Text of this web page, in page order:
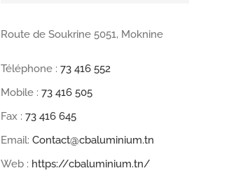
Route de Soukrine 5051, Moknine
Téléphone : 73 416 552
Mobile : 73 416 505
Fax : 73 416 645
Email: Contact@cbaluminium.tn
Web : https://cbaluminium.tn/